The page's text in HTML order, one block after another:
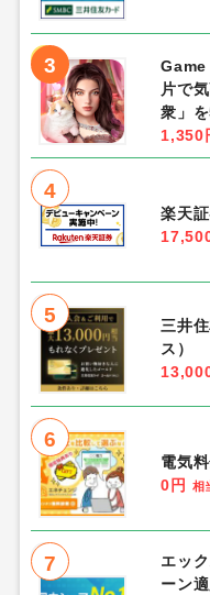
3
片で
衆」
1,350
4
楽天
5
三井
ス）
6
電気
0円
相
7
エッ
ーン